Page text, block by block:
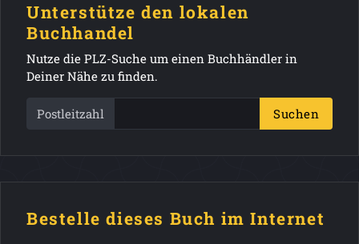
Unterstütze den lokalen
Buchhandel
Nutze die PLZ-Suche um einen Buchhändler in
Deiner Nähe zu finden.
Postleitzahl Suchen
Bestelle dieses Buch im Internet